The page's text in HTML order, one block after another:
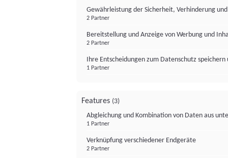
Gewährleistung der Sicherheit, Verhinderung
2 Partner
Bereitstellung und Anzeige von Werbung und
2 Partner
Ihre Entscheidungen zum Datenschutz
1 Partner
Features (3)
Abgleichung und Kombination von Daten aus
1 Partner
Verknüpfung verschiedener Endgeräte
2 Partner